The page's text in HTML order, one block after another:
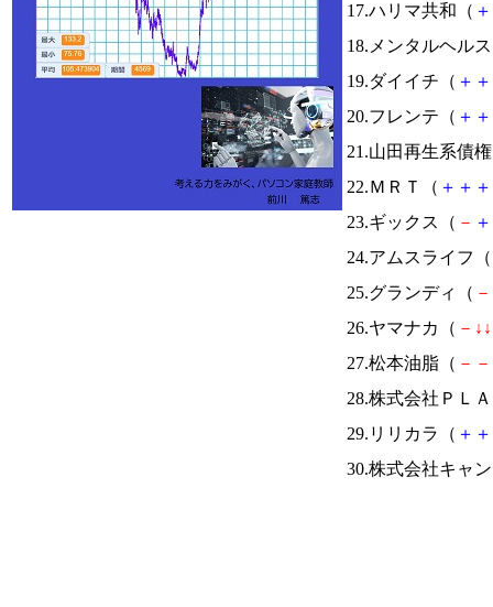
17.ハリマ共和（ ＋
18.メンタルヘル
19.ダイイチ（ ＋ ＋
20.フレンテ（ ＋ ＋
21.山田再生系債
22.ＭＲＴ（ ＋ ＋ ＋
23.ギックス（ － ＋
24.アムスライフ（
25.グランディ（ －
26.ヤマナカ（ － ↓ ↓
27.松本油脂（ － －
28.株式会社ＰＬ
29.リリカラ（ ＋ ＋
30.株式会社キャ